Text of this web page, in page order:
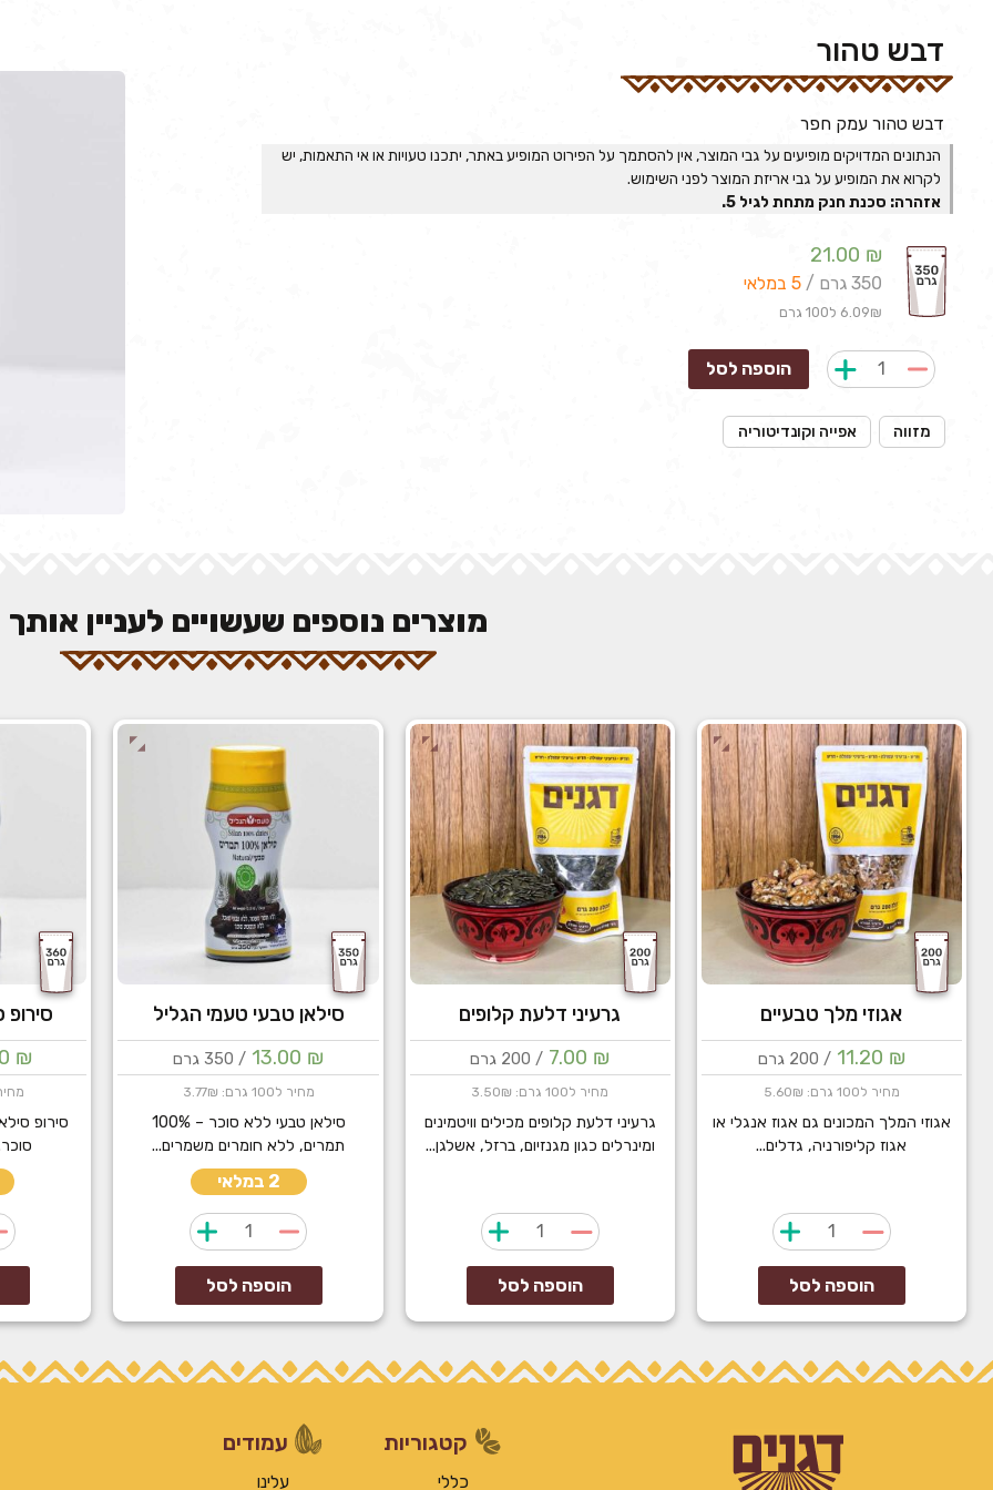
דבש טהור
דבש טהור עמק חפר
הנתונים המדויקים מופיעים על גבי המוצר, אין להסתמך על הפירוט המופיע באתר, יתכנו טעויות או אי התאמות, יש
לקרוא את המופיע על גבי אריזת המוצר לפני השימוש.
אזהרה: סכנת חנק מתחת לגיל 5.
21.00 ₪
350 גרם / 5 במלאי
6.09₪ ל100 גרם
הוספה לסל
מזווה אפייה וקונדיטוריה
מוצרים נוספים שעשויים לעניין אותך
אגוזי מלך טבעיים
11.20 ₪ / 200 גרם
מחיר ל100 גרם: 5.60₪
אגוזי המלך המכונים גם אגוז אנגלי או
אגוז קליפורניה, גדלים...
כמות
של
אגוזי
מלך
טבעיים
הוספה לסל
גרעיני דלעת קלופים
7.00 ₪ / 200 גרם
מחיר ל100 גרם: 3.50₪
גרעיני דלעת קלופים מכילים וויטמינים
ומינרלים כגון מגנזיום, ברזל, אשלגן...
כמות
של
גרעיני
דלעת
קלופים
הוספה לסל
סילאן טבעי טעמי הגליל
13.00 ₪ / 350 גרם
מחיר ל100 גרם: 3.77₪
סילאן טבעי ללא סוכר – 100%
תמרים, ללא חומרים משמרים...
2 במלאי
כמות
של
סילאן
טבעי
טעמי
הגליל
הוספה לסל
סירופ
₪
מחיר ל100
קטגוריות
כללי
עמודים
עלינו